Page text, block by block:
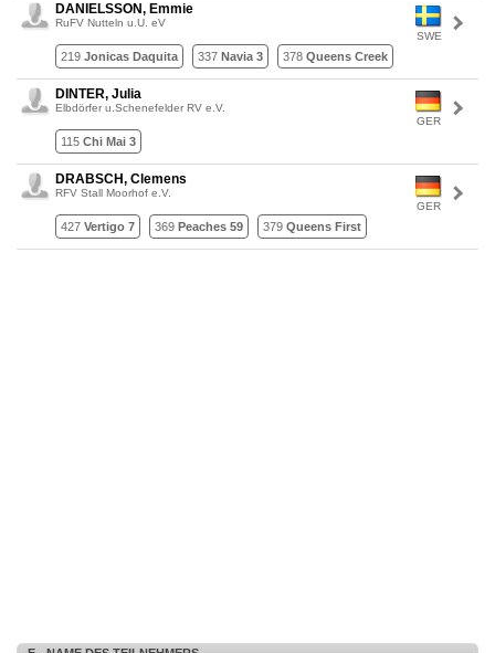
SWE
DANIELSSON, Emmie
RuFV Nutteln u.U. eV
219 Jonicas Daquita 337 Navia 3 378 Queens Creek
GER
DINTER, Julia
Elbdörfer u.Schenefelder RV e.V.
115 Chi Mai 3
GER
DRABSCH, Clemens
RFV Stall Moorhof e.V.
427 Vertigo 7 369 Peaches 59 379 Queens First